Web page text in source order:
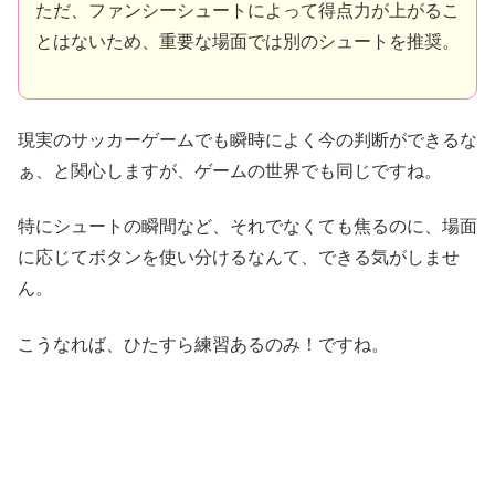
ただ、ファンシーシュートによって得点力が上がるこ
とはないため、重要な場面では別のシュートを推奨。
現実のサッカーゲームでも瞬時によく今の判断ができるな
ぁ、と関心しますが、ゲームの世界でも同じですね。
特にシュートの瞬間など、それでなくても焦るのに、場面
に応じてボタンを使い分けるなんて、できる気がしませ
ん。
こうなれば、ひたすら練習あるのみ！ですね。